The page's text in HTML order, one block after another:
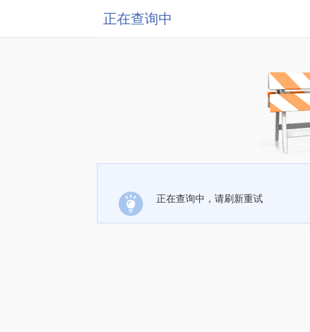
正在查询中
正在查询中，请刷新重试